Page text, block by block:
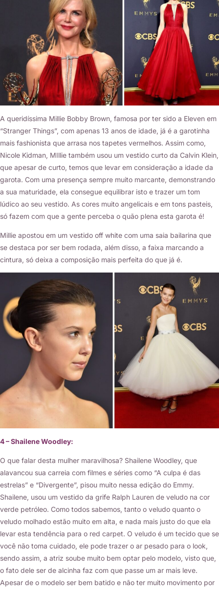
A queridíssima Millie Bobby Brown, famosa por ter sido a Eleven em
“Stranger Things”, com apenas 13 anos de idade, já é a garotinha
mais fashionista que arrasa nos tapetes vermelhos. Assim como,
Nicole Kidman, MIllie também usou um vestido curto da Calvin Klein,
que apesar de curto, temos que levar em consideração a idade da
garota. Com uma presença sempre muito marcante, demonstrando
a sua maturidade, ela consegue equilibrar isto e trazer um tom
lúdico ao seu vestido. As cores muito angelicais e em tons pasteis,
só fazem com que a gente perceba o quão plena esta garota é!
Millie apostou em um vestido off white com uma saia bailarina que
se destaca por ser bem rodada, além disso, a faixa marcando a
cintura, só deixa a composição mais perfeita do que já é.
4 – Shailene Woodley:
O que falar desta mulher maravilhosa? Shailene Woodley, que
alavancou sua carreia com filmes e séries como “A culpa é das
estrelas” e “Divergente”, pisou muito nessa edição do Emmy.
Shailene, usou um vestido da grife Ralph Lauren de veludo na cor
verde petróleo. Como todos sabemos, tanto o veludo quanto o
veludo molhado estão muito em alta, e nada mais justo do que ela
levar esta tendência para o red carpet. O veludo é um tecido que se
você não toma cuidado, ele pode trazer o ar pesado para o look,
sendo assim, a atriz soube muito bem optar pelo modelo, visto que,
o fato dele ser de alcinha faz com que passe um ar mais leve.
Apesar de o modelo ser bem batido e não ter muito movimento por